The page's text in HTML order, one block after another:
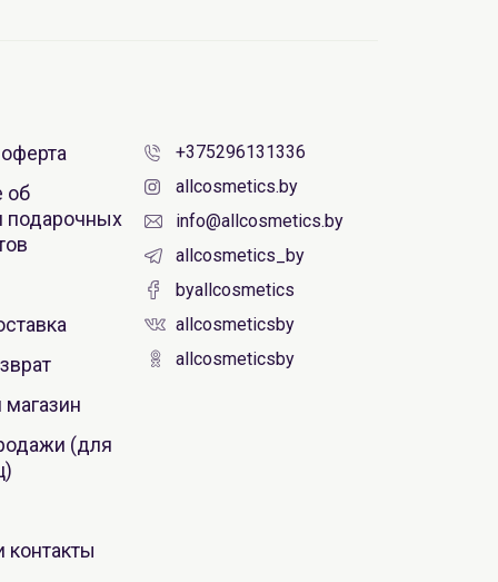
об
подарочных
(для
контакты
+375296131336
allcosmetics.by
info@allcosmetics.by
allcosmetics_by
byallcosmetics
allcosmeticsby
allcosmeticsby